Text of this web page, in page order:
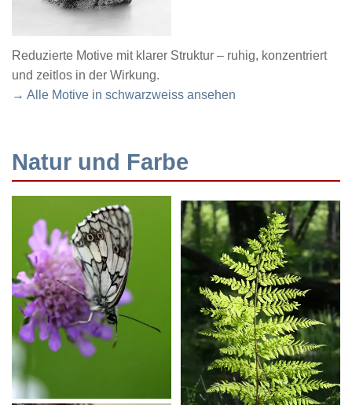
Reduzierte Motive mit klarer Struktur – ruhig, konzentriert
und zeitlos in der Wirkung.
→ Alle Motive in schwarzweiss ansehen
Natur und Farbe